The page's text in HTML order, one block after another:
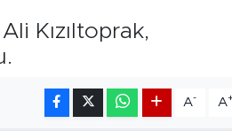
Kızıltoprak,
A- A+